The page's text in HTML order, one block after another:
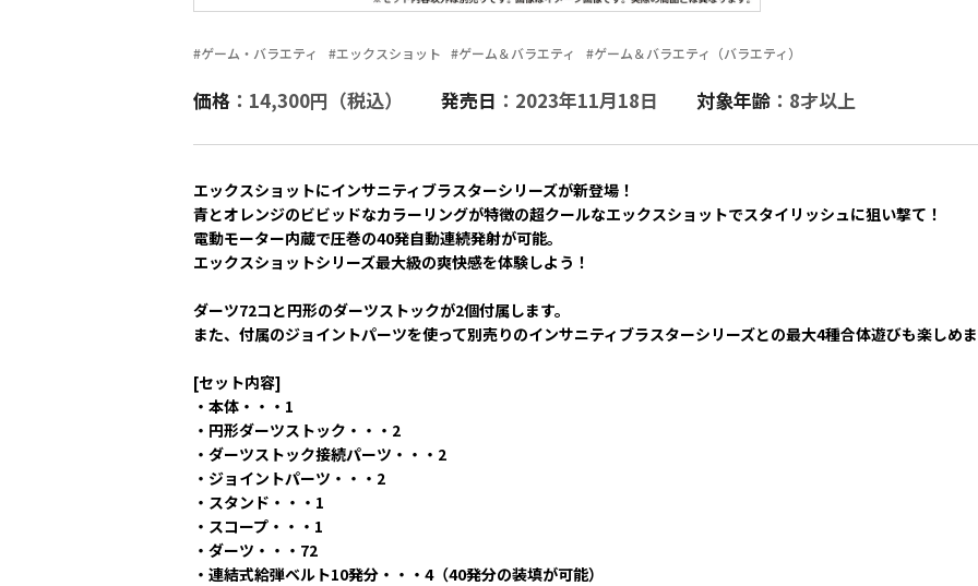
#ゲーム・バラエティ #エックスショット #ゲーム＆バラエティ #ゲーム＆バラエティ（バラエティ）
価格 ：14,300円（税込） 発売日 ：2023年11月18日 対象年齢 ：8才以上
エックスショットにインサニティブラスターシリーズが新登場！
青とオレンジのビビッドなカラーリングが特徴の超クールなエックスショットでスタイリッシュに狙い撃て！
電動モーター内蔵で圧巻の40発自動連続発射が可能。
エックスショットシリーズ最大級の爽快感を体験しよう！
ダーツ72コと円形のダーツストックが2個付属します。
また、付属のジョイントパーツを使って別売りのインサニティブラスターシリーズとの最大4種合体遊びも楽しめ
[セット内容]
・本体・・・1
・円形ダーツストック・・・2
・ダーツストック接続パーツ・・・2
・ジョイントパーツ・・・2
・スタンド・・・1
・スコープ・・・1
・ダーツ・・・72
・連結式給弾ベルト10発分・・・4（40発分の装填が可能）